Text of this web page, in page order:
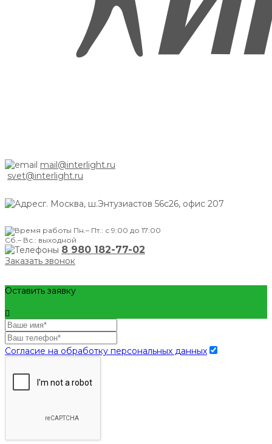
mail@interlight.ru
svet@interlight.ru
г. Москва, ш.Энтузиастов 56с26, офис 207
Пн.– Пт.: с 9:00 до 17:00
Сб.– Вс.: выходной
8 980 182-77-02
Заказать звонок
Оставить заявку
Согласие на обработку персональных данных